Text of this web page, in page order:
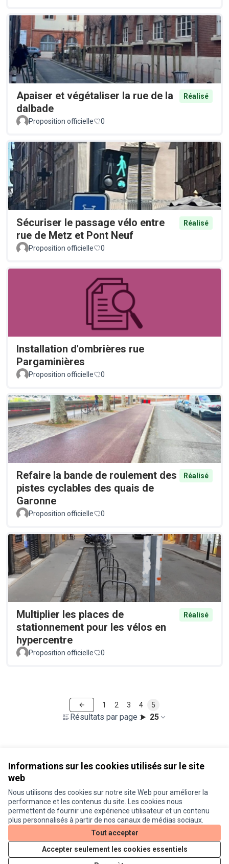
Informations sur les cookies utilisés sur le site
web
Nous utilisons des cookies sur notre site Web pour améliorer la
performance et les contenus du site. Les cookies nous
permettent de fournir une expérience utilisateur et un contenu
plus personnalisés à partir de nos canaux de médias sociaux.
Tout accepter
Accepter seulement les cookies essentiels
Apaiser et végétaliser la rue de la
dalbade
Réalisé
Proposition officielle 0
Sécuriser le passage vélo entre
rue de Metz et Pont Neuf
Réalisé
Proposition officielle 0
Installation d'ombrières rue
Pargaminières
Proposition officielle 0
Refaire la bande de roulement des
pistes cyclables des quais de
Garonne
Réalisé
Proposition officielle 0
Multiplier les places de
stationnement pour les vélos en
hypercentre
Réalisé
Proposition officielle 0
Résultats par page : 25
1 2 3 4 5
Conditions d'utilisation
Paramètres des cookies
Je participe ! sur X
(Lien externe)
Je participe ! sur Facebook
Je participe ! sur Instagram
Licence
(Lien